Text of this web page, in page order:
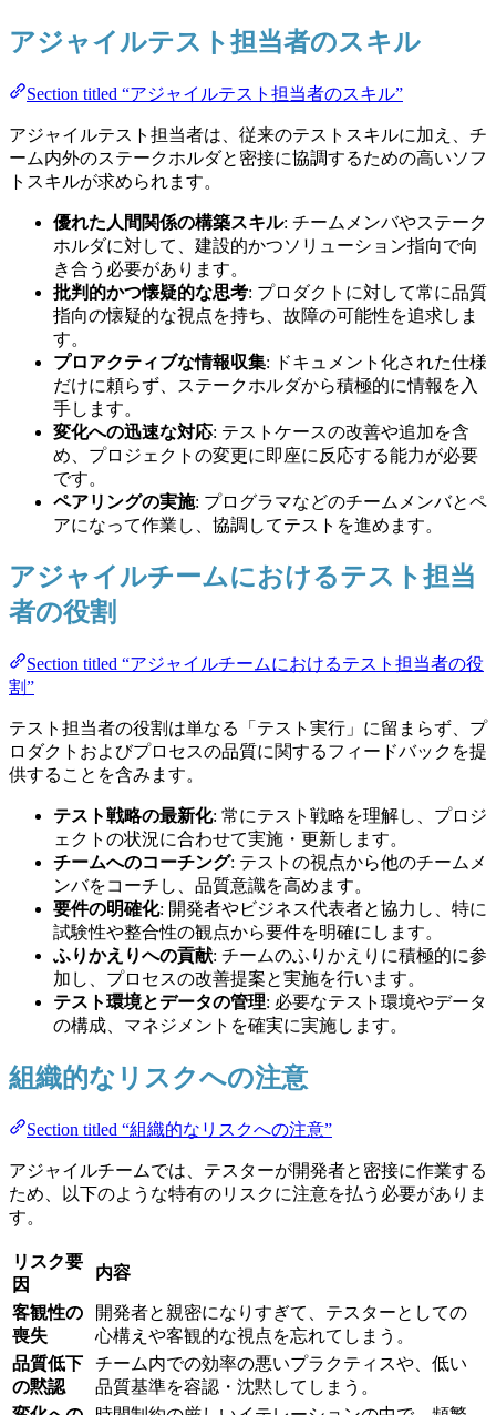
アジャイルテスト担当者のスキル
Section titled “アジャイルテスト担当者のスキル”
アジャイルテスト担当者は、従来のテストスキルに加え、チ
ーム内外のステークホルダと密接に協調するための高いソフ
トスキルが求められます。
優れた人間関係の構築スキル: チームメンバやステーク
ホルダに対して、建設的かつソリューション指向で向
き合う必要があります。
批判的かつ懐疑的な思考: プロダクトに対して常に品質
指向の懐疑的な視点を持ち、故障の可能性を追求しま
す。
プロアクティブな情報収集: ドキュメント化された仕様
だけに頼らず、ステークホルダから積極的に情報を入
手します。
変化への迅速な対応: テストケースの改善や追加を含
め、プロジェクトの変更に即座に反応する能力が必要
です。
ペアリングの実施: プログラマなどのチームメンバとペ
アになって作業し、協調してテストを進めます。
アジャイルチームにおけるテスト担当
者の役割
Section titled “アジャイルチームにおけるテスト担当者の役
割”
テスト担当者の役割は単なる「テスト実行」に留まらず、プ
ロダクトおよびプロセスの品質に関するフィードバックを提
供することを含みます。
テスト戦略の最新化: 常にテスト戦略を理解し、プロジ
ェクトの状況に合わせて実施・更新します。
チームへのコーチング: テストの視点から他のチームメ
ンバをコーチし、品質意識を高めます。
要件の明確化: 開発者やビジネス代表者と協力し、特に
試験性や整合性の観点から要件を明確にします。
ふりかえりへの貢献: チームのふりかえりに積極的に参
加し、プロセスの改善提案と実施を行います。
テスト環境とデータの管理: 必要なテスト環境やデータ
の構成、マネジメントを確実に実施します。
組織的なリスクへの注意
Section titled “組織的なリスクへの注意”
アジャイルチームでは、テスターが開発者と密接に作業する
ため、以下のような特有のリスクに注意を払う必要がありま
す。
リスク要
因
内容
客観性の
喪失
開発者と親密になりすぎて、テスターとしての
心構えや客観的な視点を忘れてしまう。
品質低下
の黙認
チーム内での効率の悪いプラクティスや、低い
品質基準を容認・沈黙してしまう。